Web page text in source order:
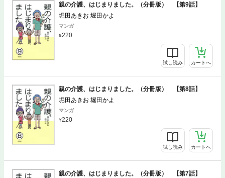
親の介護、はじまりました。（分冊版） 【第9話】
堀田あきお 堀田かよ
マンガ
220
試し読み カートへ
親の介護、はじまりました。（分冊版） 【第8話】
堀田あきお 堀田かよ
マンガ
220
試し読み カートへ
親の介護、はじまりました。（分冊版） 【第7話】